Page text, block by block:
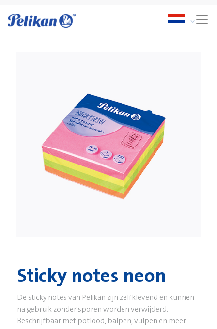
Sticky notes neon
De sticky notes van Pelikan zijn zelfklevend en kunnen
na gebruik zonder sporen worden verwijderd.
Beschrijfbaar met potlood, balpen, vulpen en meer.